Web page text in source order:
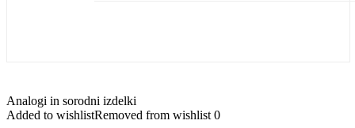
Analogi in sorodni izdelki
Added to wishlistRemoved from wishlist 0